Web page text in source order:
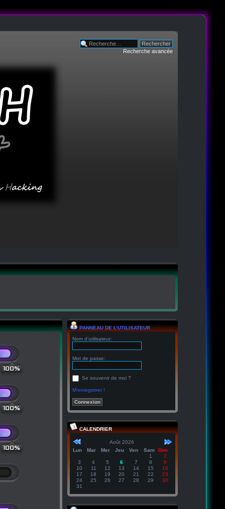
Recherche avancée
100%
100%
100%
PANNEAU DE L’UTILISATEUR
Nom d’utilisateur:
Mot de passe:
Se souvenir de moi ?
M’enregistrer !
CALENDRIER
Août 2026
Lun
Mar Mer Jeu Ven Sam
Dim
1
2
3
4 5 6 7 8
9
10
11 12 13 14 15
16
17
18 19 20 21 22
23
24
25 26 27 28 29
30
31